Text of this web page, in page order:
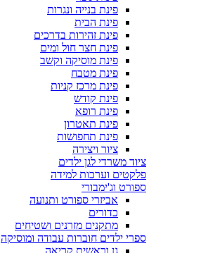
פינת בנייה ונגרות
פינת הבית
פינת זהירות בדרכים
פינת חצר חול ומים
פינת מוסיקה וקשב
פינת מטבח
פינת מרכז קניות
פינת קודש
פינת רופא
פינת תאטרון
פינת תחפושות
ציור ויצירה
ציוד משרדי לגן ילדים
פלקטים וערכות למידה
ספורט וג'ימבורי
אביזרי ספורט ותנועה
כדורים
מתקנים מזרנים ושטיחים
ספרי ילדים חוברות עבודה ומוסיקה
גן וראשית קריאה